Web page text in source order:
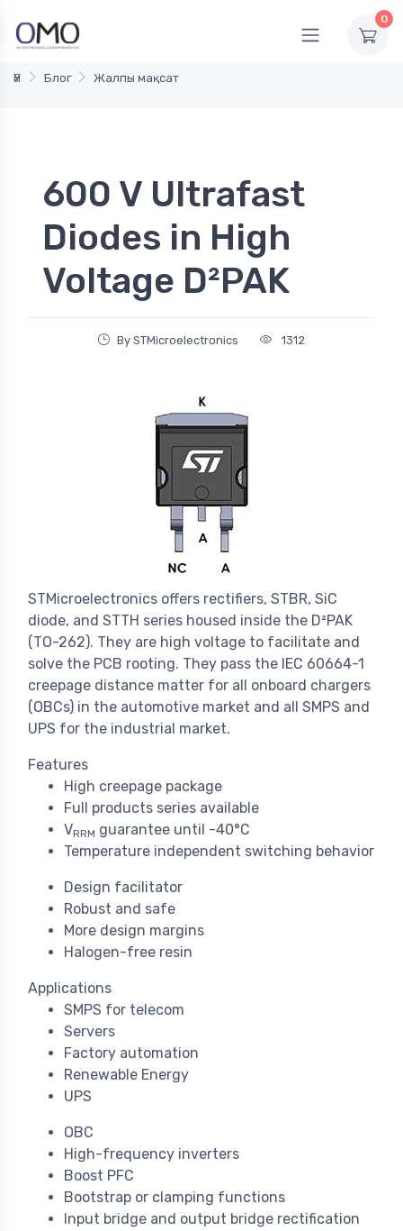
0
Үй Блог Жалпы мақсат
600 V Ultrafast
Diodes in High
Voltage D²PAK
By STMicroelectronics 1312
STMicroelectronics offers rectifiers, STBR, SiC
diode, and STTH series housed inside the D²PAK
(TO-262). They are high voltage to facilitate and
solve the PCB rooting. They pass the IEC 60664-1
creepage distance matter for all onboard chargers
(OBCs) in the automotive market and all SMPS and
UPS for the industrial market.
Features
High creepage package
Full products series available
VRRM guarantee until -40°C
Temperature independent switching behavior
Design facilitator
Robust and safe
More design margins
Halogen-free resin
Applications
SMPS for telecom
Servers
Factory automation
Renewable Energy
UPS
OBC
High-frequency inverters
Boost PFC
Bootstrap or clamping functions
Input bridge and output bridge rectification